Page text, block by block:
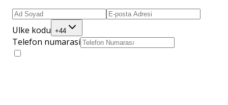
Ulke kodu +44
Telefon numarasi